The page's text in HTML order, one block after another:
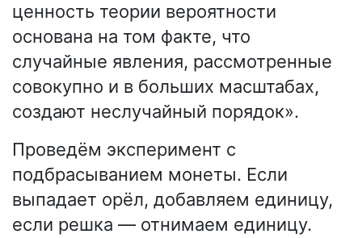
ценность теории вероятности
основана на том факте, что
случайные явления, рассмотренные
совокупно и в больших масштабах,
создают неслучайный порядок».
Проведём эксперимент с
подбрасыванием монеты. Если
выпадает орёл, добавляем единицу,
если решка — отнимаем единицу.